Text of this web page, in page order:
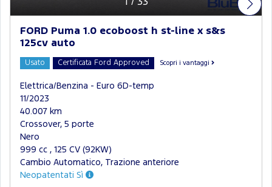
1 / 33
FORD Puma 1.0 ecoboost h st-line x s&s
125cv auto
Usato Certificata Ford Approved Scopri i vantaggi
Elettrica/Benzina - Euro 6D-temp
11/2023
40.007 km
Crossover, 5 porte
Nero
999 cc , 125 CV (92KW)
Cambio Automatico, Trazione anteriore
Neopatentati Sì